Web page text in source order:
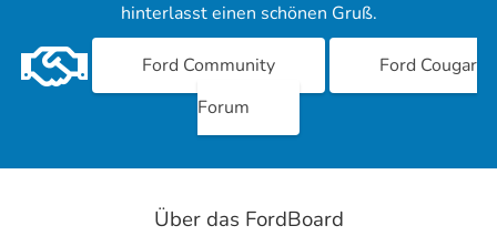
hinterlasst einen schönen Gruß.
Ford Community
Ford Cougar
Forum
Über das FordBoard